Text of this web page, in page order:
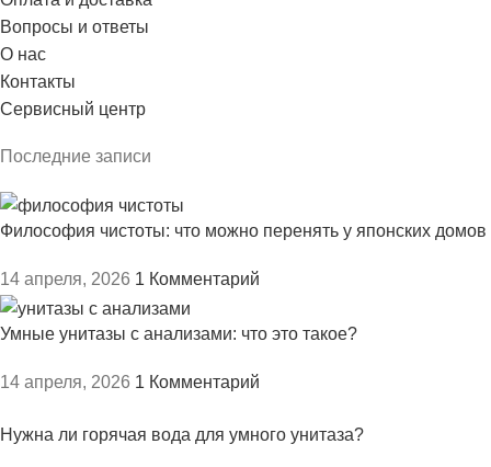
Вопросы и ответы
О нас
Контакты
Сервисный центр
Последние записи
Философия чистоты: что можно перенять у японских домов
14 апреля, 2026 1 Комментарий
Умные унитазы с анализами: что это такое?
14 апреля, 2026 1 Комментарий
Нужна ли горячая вода для умного унитаза?